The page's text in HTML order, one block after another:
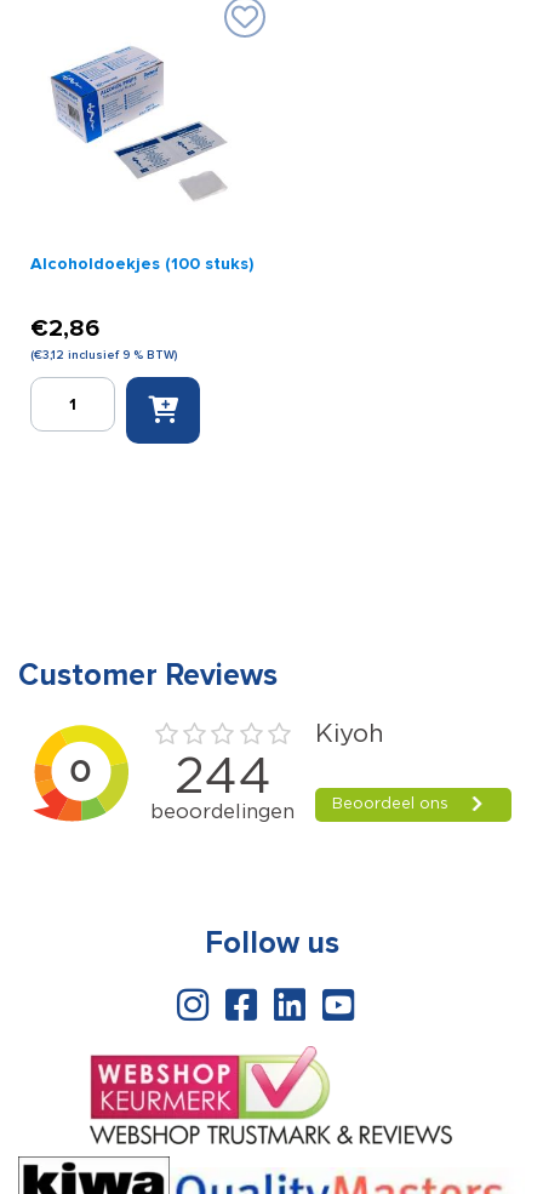
Alcoholdoekjes (100 stuks)
€2,86
(€3,12 inclusief 9 % BTW)
Alcoholdoekjes
Customer Reviews
Follow us